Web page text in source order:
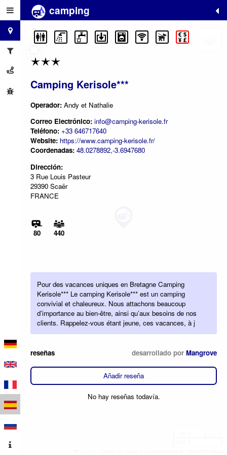
camping
Camping Kerisole***
Operador: Andy et Nathalie
Correo Electrónico: info@camping-kerisole.fr
Teléfono: +33 646717640
Website: https://www.camping-kerisole.fr/
Coordenadas: 48.0278892,-3.6947680
Dirección:
3 Rue Louis Pasteur
29390 Scaër
FRANCE
80 440
Pour des vacances uniques en Bretagne Camping
Kerisole*** Le camping Kerisole*** est un camping
convivial et chaleureux. Nous attachons beaucoup
d’importance au bien-être, ainsi qu’aux besoins de nos
clients. Rappelez-vous étant jeune, ces vacances, à j
reseñas desarrollado por Mangrove
Añadir reseña
No hay reseñas todavía.
+
−